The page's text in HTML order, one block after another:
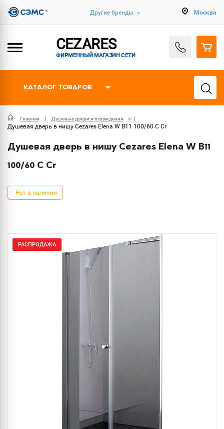
Другие бренды Москва
CEZARES
ФИРМЕННЫЙ МАГАЗИН СЕТИ
КАТАЛОГ ТОВАРОВ
Главная Душевые двери и ограждения
Душевая дверь в нишу Cezares Elena W B11 100/60 C Cr
Душевая дверь в нишу Cezares Elena W B11
100/60 C Cr
Нет в наличии
РАСПРОДАЖА